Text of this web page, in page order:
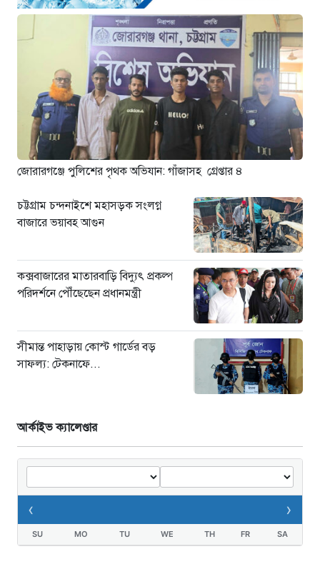
পরিদর্শনে পৌঁছেছেন প্রধানমন্ত্রী
৩ ঘণ্টা আগে
সীমান্ত পাহাড়ায় কোস্ট গার্ডের বড়
সাফল্য: টেকনাফে ৮০ হাজার ইয়াবা
বাজেয়াপ্ত
১৯ ঘণ্টা আগে
মাধবপুরে কোটি টাকার ভারতীয়
পণ্যসহ দুই কাভার্ডভ্যান জব্দ
১৯ ঘণ্টা আগে
জোরারগঞ্জে পুলিশের পৃথক অভিযান: গাঁজাসহ গ্রেপ্তার ৪
চট্টগ্রাম চন্দনাইশে মহাসড়ক সংলগ্ন
বাজারে ভয়াবহ আগুন
কক্সবাজারের মাতারবাড়ি বিদ্যুৎ প্রকল্প
পরিদর্শনে পৌঁছেছেন প্রধানমন্ত্রী
সীমান্ত পাহাড়ায় কোস্ট গার্ডের বড়
সাফল্য: টেকনাফে...
আর্কাইভ ক্যালেণ্ডার
‹ ›
SU MO TU WE TH FR SA